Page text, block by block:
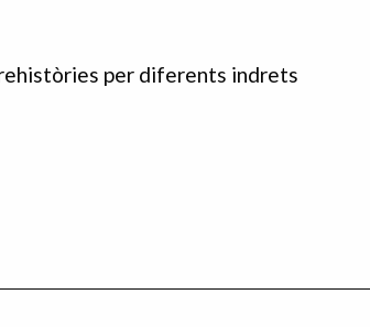
per diferents indrets